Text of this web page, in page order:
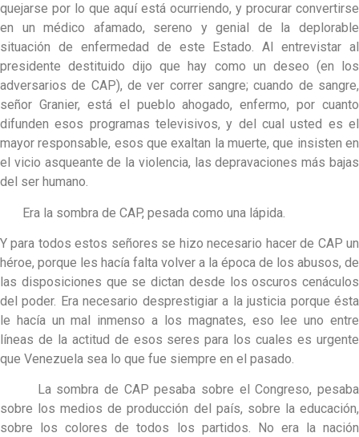
quejarse por lo que aquí está ocurriendo, y procurar convertirse
en un médico afamado, sereno y genial de la deplorable
situación de enfermedad de este Estado. Al entrevistar al
presidente destituido dijo que hay como un deseo (en los
adversarios de CAP), de ver correr sangre; cuando de sangre,
señor Granier, está el pueblo ahogado, enfermo, por cuanto
difunden esos programas televisivos, y del cual usted es el
mayor responsable, esos que exaltan la muerte, que insisten en
el vicio asqueante de la violencia, las depravaciones más bajas
del ser humano.
Era la sombra de CAP, pesada como una lápida.
Y para todos estos señores se hizo necesario hacer de CAP un
héroe, porque les hacía falta volver a la época de los abusos, de
las disposiciones que se dictan desde los oscuros cenáculos
del poder. Era necesario desprestigiar a la justicia porque ésta
le hacía un mal inmenso a los magnates, eso lee uno entre
líneas de la actitud de esos seres para los cuales es urgente
que Venezuela sea lo que fue siempre en el pasado.
La sombra de CAP pesaba sobre el Congreso, pesaba
sobre los medios de producción del país, sobre la educación,
sobre los colores de todos los partidos. No era la nación